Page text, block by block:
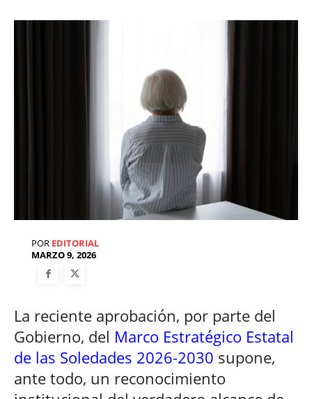
POR EDITORIAL
MARZO 9, 2026
La reciente aprobación, por parte del
Gobierno, del Marco Estratégico Estatal
de las Soledades 2026-2030 supone,
ante todo, un reconocimiento